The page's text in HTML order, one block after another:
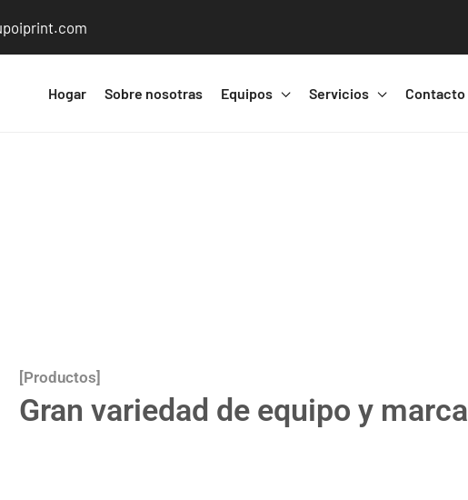
Hogar Sobre nosotras Equipos Servicios Contacto
[Productos]
Gran variedad de equipo y